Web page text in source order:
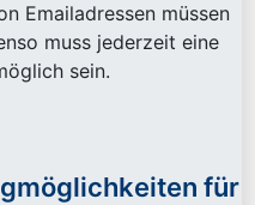
Emailadressen müssen
muss jederzeit eine
sein.
für